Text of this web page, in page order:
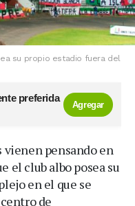
su propio estadio fuera del
preferida
Agregar
vienen pensando en
el club albo posea su
en el que se
de